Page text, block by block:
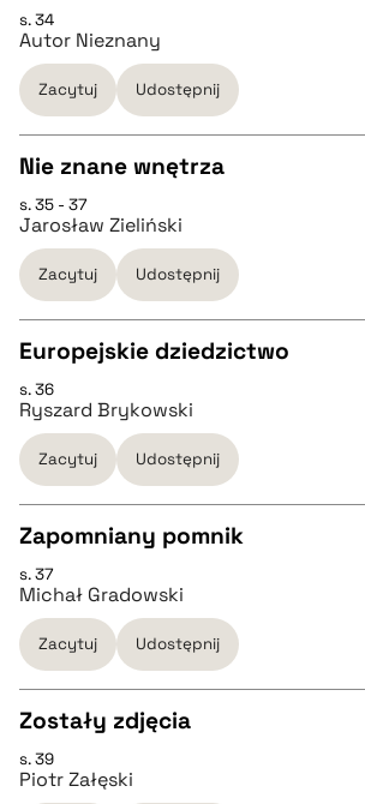
pobierz cytat
CZYSTY TEKST
pobierz cytat
BIBTEX
pobierz cytat
s. 34
Autor Nieznany
Zacytuj Udostępnij
CZYSTY TEKST
pobierz cytat
BIBTEX
pobierz cytat
Nie znane wnętrza
s. 35 - 37
Jarosław Zieliński
Zacytuj Udostępnij
CZYSTY TEKST
pobierz cytat
BIBTEX
pobierz cytat
Europejskie dziedzictwo
s. 36
Ryszard Brykowski
Zacytuj Udostępnij
CZYSTY TEKST
pobierz cytat
BIBTEX
pobierz cytat
Zapomniany pomnik
s. 37
Michał Gradowski
Zacytuj Udostępnij
CZYSTY TEKST
Zostały zdjęcia
s. 39
Piotr Załęski